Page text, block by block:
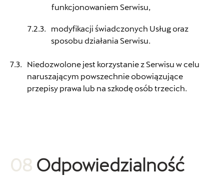
funkcjonowaniem Serwisu,
modyfikacji świadczonych Usług oraz
sposobu działania Serwisu.
Niedozwolone jest korzystanie z Serwisu w celu
naruszającym powszechnie obowiązujące
przepisy prawa lub na szkodę osób trzecich.
08 Odpowiedzialność
Cichy-Zasada
ul. Armii Krajowej 22, Piaseczno
sklep.vwpiaseczno@cichy-zasada.pl
+48 226 116 900